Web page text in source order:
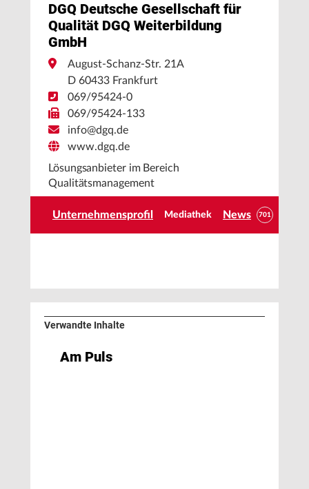
DGQ Deutsche Gesellschaft für
Qualität DGQ Weiterbildung
GmbH
August-Schanz-Str. 21A
D 60433 Frankfurt
069/95424-0
069/95424-133
info@dgq.de
www.dgq.de
Lösungsanbieter im Bereich
Qualitätsmanagement
Unternehmensprofil Mediathek News 701
Verwandte Inhalte
Am Puls